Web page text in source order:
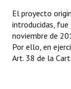
El proyecto
introducidas, fue
noviembre de
Por ello, en
Art. 38 de la